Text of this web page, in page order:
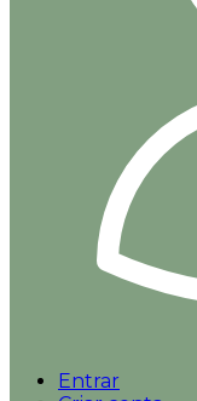
Entrar